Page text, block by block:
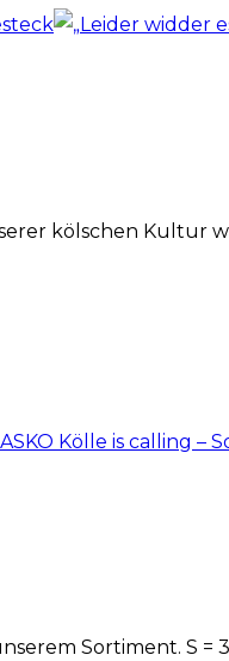
kölschen Kultur
Sortiment. S =